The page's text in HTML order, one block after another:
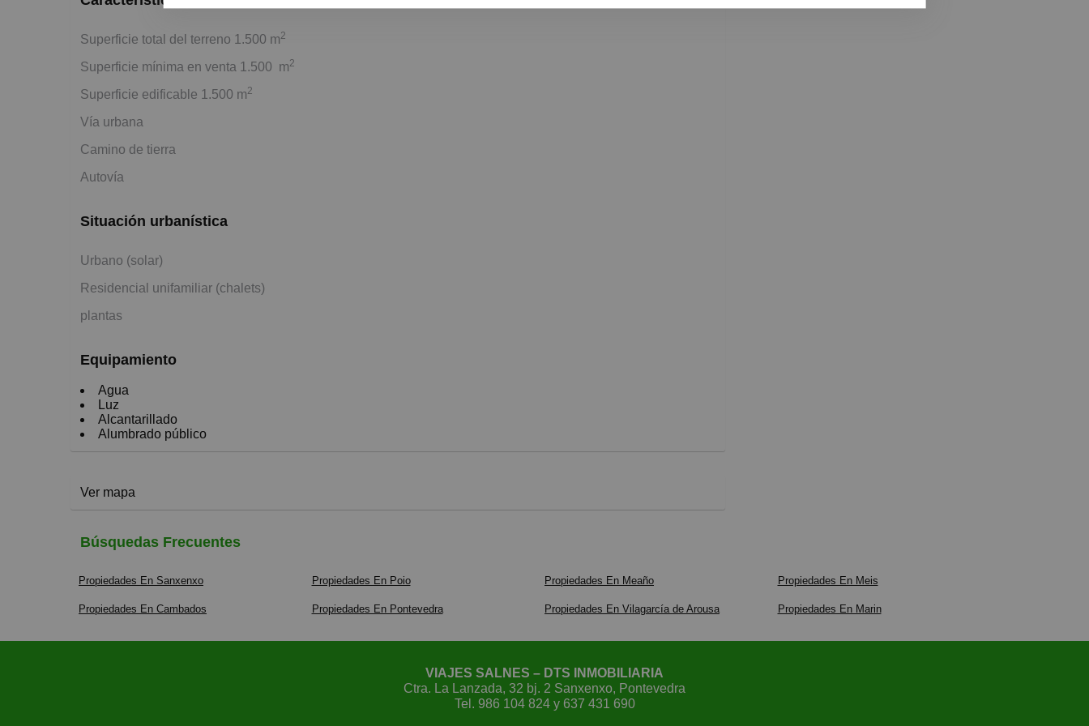
Superficie total del terreno 1.500 m2
Superficie mínima en venta 1.500 m2
Superficie edificable 1.500 m2
Vía urbana
Camino de tierra
Autovía
Situación urbanística
Urbano (solar)
Residencial unifamiliar (chalets)
plantas
Equipamiento
Agua
Luz
Alcantarillado
Alumbrado público
Ver mapa
Búsquedas Frecuentes
Propiedades En Sanxenxo Propiedades En Poio Propiedades En Meaño Propiedades En Meis
Propiedades En Cambados Propiedades En Pontevedra Propiedades En Vilagarcía de Arousa Propiedades En Marin
VIAJES SALNES – DTS INMOBILIARIA
Ctra. La Lanzada, 32 bj. 2 Sanxenxo, Pontevedra
Tel. 986 104 824 y 637 431 690